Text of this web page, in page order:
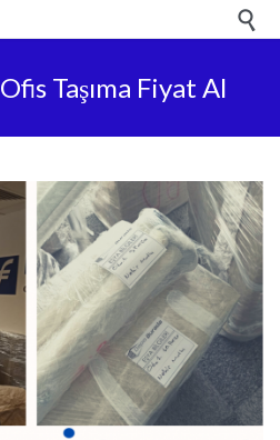

Ofis Taşıma Fiyat Al